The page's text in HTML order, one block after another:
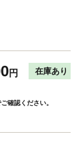
円 在庫あり
確認ください。